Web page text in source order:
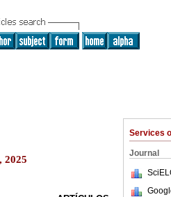
Services
Journal
2025